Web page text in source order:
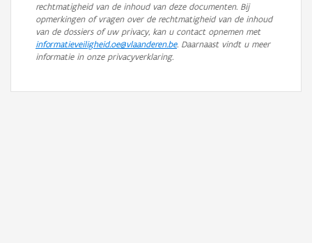
rechtmatigheid van de inhoud van deze documenten. Bij
opmerkingen of vragen over de rechtmatigheid van de inhoud
van de dossiers of uw privacy, kan u contact opnemen met
informatieveiligheid.oe@vlaanderen.be. Daarnaast vindt u meer
informatie in onze privacyverklaring.